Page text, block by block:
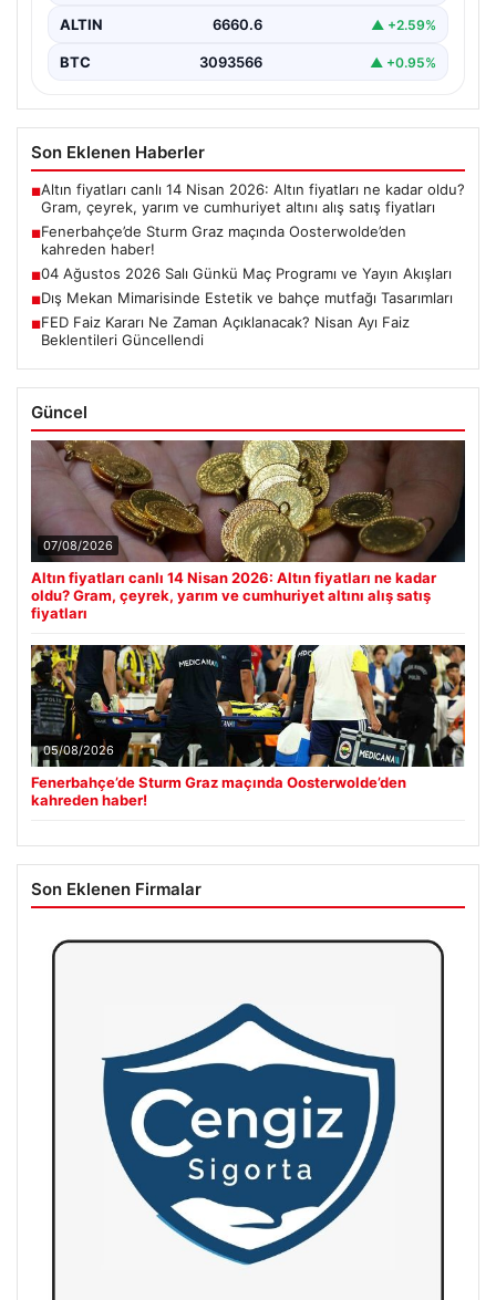
ALTIN 6660.6 ▲ +2.59%
BTC 3093566 ▲ +0.95%
Son Eklenen Haberler
■Altın fiyatları canlı 14 Nisan 2026: Altın fiyatları ne kadar oldu?
Gram, çeyrek, yarım ve cumhuriyet altını alış satış fiyatları
■Fenerbahçe’de Sturm Graz maçında Oosterwolde’den
kahreden haber!
■04 Ağustos 2026 Salı Günkü Maç Programı ve Yayın Akışları
■Dış Mekan Mimarisinde Estetik ve bahçe mutfağı Tasarımları
■FED Faiz Kararı Ne Zaman Açıklanacak? Nisan Ayı Faiz
Beklentileri Güncellendi
Güncel
07/08/2026
Altın fiyatları canlı 14 Nisan 2026: Altın fiyatları ne kadar
oldu? Gram, çeyrek, yarım ve cumhuriyet altını alış satış
fiyatları
05/08/2026
Fenerbahçe’de Sturm Graz maçında Oosterwolde’den
kahreden haber!
Son Eklenen Firmalar